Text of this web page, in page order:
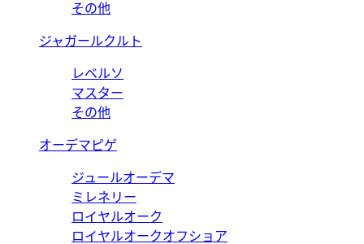
その他
ジャガールクルト
レベルソ
マスター
その他
オーデマピゲ
ジュールオーデマ
ミレネリー
ロイヤルオーク
ロイヤルオークオフショア